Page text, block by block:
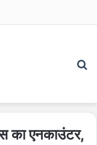
का एनकाउंटर,